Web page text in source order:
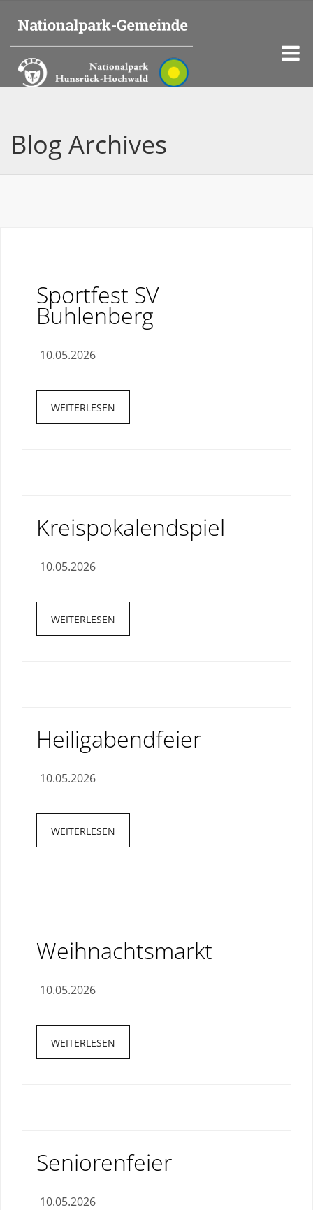
Blog Archives
Sportfest SV
Buhlenberg
10.05.2026
WEITERLESEN
Kreispokalendspiel
10.05.2026
WEITERLESEN
Heiligabendfeier
10.05.2026
WEITERLESEN
Weihnachtsmarkt
10.05.2026
WEITERLESEN
Seniorenfeier
10.05.2026